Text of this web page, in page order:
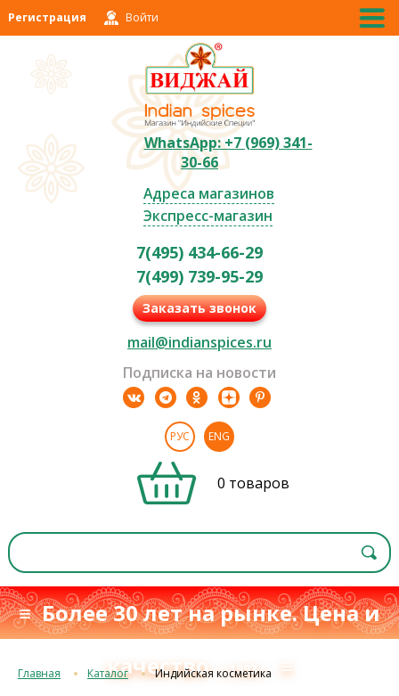
Регистрация Войти
WhatsApp: +7 (969) 341-
30-66
Адреса магазинов
Экспресс-магазин
7(495) 434-66-29
7(499) 739-95-29
Заказать звонок
mail@indianspices.ru
Подписка на новости
РУС ENG
0 товаров
≡ Более 30 лет на рынке. Цена и
качествос 1993 г.≡
Главная Каталог Индийская косметика